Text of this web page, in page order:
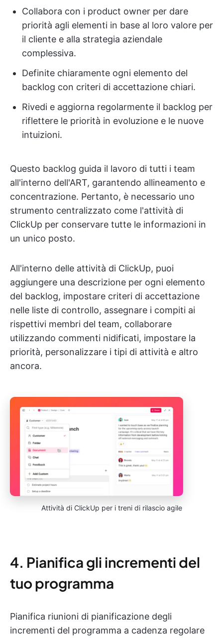
Collabora con i product owner per dare
priorità agli elementi in base al loro valore per
il cliente e alla strategia aziendale
complessiva.
Definite chiaramente ogni elemento del
backlog con criteri di accettazione chiari.
Rivedi e aggiorna regolarmente il backlog per
riflettere le priorità in evoluzione e le nuove
intuizioni.
Questo backlog guida il lavoro di tutti i team
all'interno dell'ART, garantendo allineamento e
concentrazione. Pertanto, è necessario uno
strumento centralizzato come l'attività di
ClickUp per conservare tutte le informazioni in
un unico posto.
All'interno delle attività di ClickUp, puoi
aggiungere una descrizione per ogni elemento
del backlog, impostare criteri di accettazione
nelle liste di controllo, assegnare i compiti ai
rispettivi membri del team, collaborare
utilizzando commenti nidificati, impostare la
priorità, personalizzare i tipi di attività e altro
ancora.
Attività di ClickUp per i treni di rilascio agile
4. Pianifica gli incrementi del
tuo programma
Pianifica riunioni di pianificazione degli
incrementi del programma a cadenza regolare